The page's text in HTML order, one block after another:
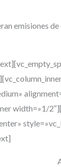
emisiones
width=»1/